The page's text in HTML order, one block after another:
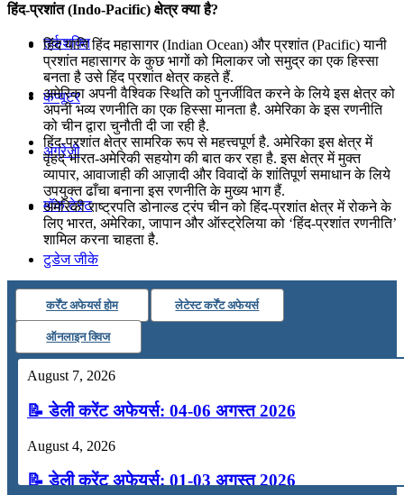
तर्कशक्ति
कंप्यूटर
अंग्रेजी
मॉक टेस्ट
टुडेज जीके
Menu Menu
हिंद-प्रशांत (Indo-Pacific) क्षेत्र क्या है?
हिंद यानि हिंद महासागर (Indian Ocean) और प्रशांत (Pacific) यानी
प्रशांत महासागर के कुछ भागों को मिलाकर जो समुद्र का एक हिस्सा
बनता है उसे हिंद प्रशांत क्षेत्र कहते हैं.
अमेरिका अपनी वैश्विक स्थिति को पुनर्जीवित करने के लिये इस क्षेत्र को
अपनी भव्य रणनीति का एक हिस्सा मानता है. अमेरिका के इस रणनीति
को चीन द्वारा चुनौती दी जा रही है.
हिंद-प्रशांत क्षेत्र सामरिक रूप से महत्त्वपूर्ण है. अमेरिका इस क्षेत्र में
वृहद् भारत-अमेरिकी सहयोग की बात कर रहा है. इस क्षेत्र में मुक्त
व्यापार, आवाजाही की आज़ादी और विवादों के शांतिपूर्ण समाधान के लिये
उपयुक्त ढाँचा बनाना इस रणनीति के मुख्य भाग हैं.
अमेरिकी राष्ट्रपति डोनाल्ड ट्रंप चीन को हिंद-प्रशांत क्षेत्र में रोकने के
लिए भारत, अमेरिका, जापान और ऑस्ट्रेलिया को ‘हिंद-प्रशांत रणनीति’
शामिल करना चाहता है.
कर्रेंट अफेयर्स होम लेटेस्ट कर्रेंट अफेयर्स
ऑनलाइन क्विज
August 7, 2026
📝 डेली करेंट अफेयर्स: 04-06 अगस्त 2026
August 4, 2026
📝 डेली करेंट अफेयर्स: 01-03 अगस्त 2026